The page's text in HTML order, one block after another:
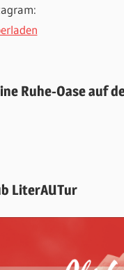
Ruhe-Oase auf
LiterAUTur